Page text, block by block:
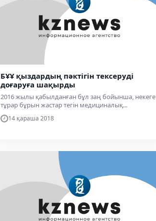
БҰҰ қыздардың пәктігін тексеруді
доғаруға шақырды
2016 жылы қабылданған бұл заң бойынша, некеге
тұрар бұрын жастар тегін медициналық...
14 қараша 2018